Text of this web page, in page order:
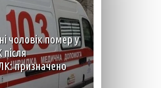
чоловік помер у
призначено